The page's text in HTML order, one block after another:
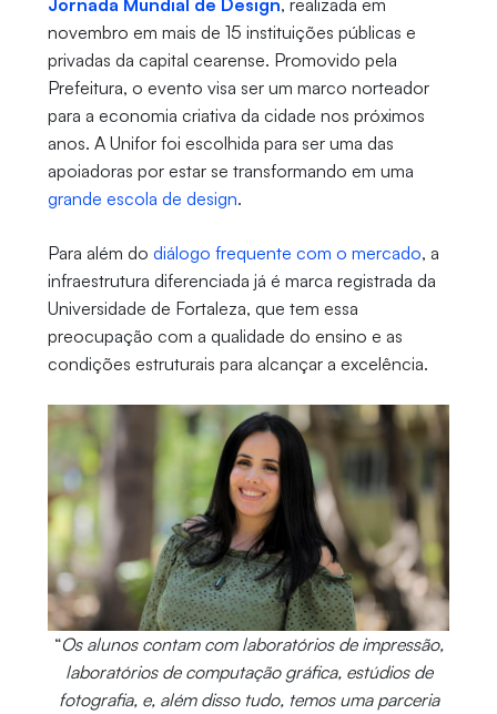
novembro em mais de 15 instituições públicas e
privadas da capital cearense. Promovido pela
Prefeitura, o evento visa ser um marco norteador
para a economia criativa da cidade nos próximos
anos. A Unifor foi escolhida para ser uma das
apoiadoras por estar se transformando em uma
grande escola de design.
Para além do diálogo frequente com o mercado, a
infraestrutura diferenciada já é marca registrada da
Universidade de Fortaleza, que tem essa
preocupação com a qualidade do ensino e as
condições estruturais para alcançar a excelência.
“Os alunos contam com laboratórios de impressão,
laboratórios de computação gráfica, estúdios de
fotografia, e, além disso tudo, temos uma parceria